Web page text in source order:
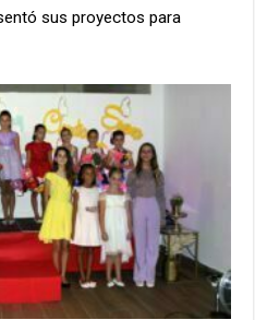
sus proyectos para